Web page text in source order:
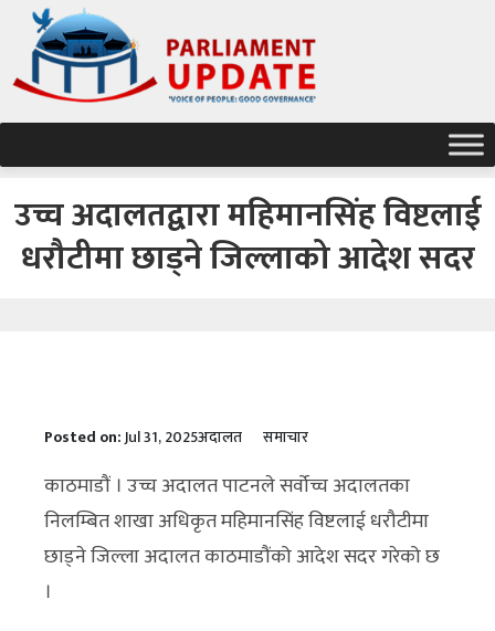
उच्च अदालतद्वारा महिमानसिंह विष्टलाई
धरौटीमा छाड्ने जिल्लाको आदेश सदर
Posted on:Jul 31, 2025अदालत समाचार
काठमाडौं । उच्च अदालत पाटनले सर्वोच्च अदालतका
निलम्बित शाखा अधिकृत महिमानसिंह विष्टलाई धरौटीमा
छाड्ने जिल्ला अदालत काठमाडौंको आदेश सदर गरेको छ
।